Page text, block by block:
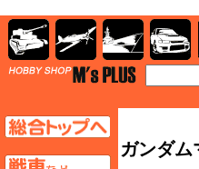
ガンダ
AFV 飛行機 艦船